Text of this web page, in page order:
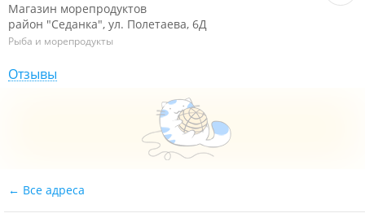
Магазин морепродуктов
район "Седанка", ул. Полетаева, 6Д
Рыба и морепродукты
Отзывы
Все адреса